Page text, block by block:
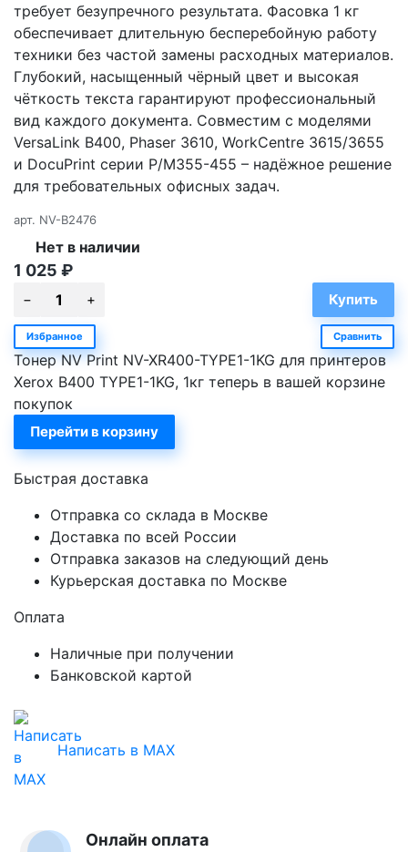
требует безупречного результата. Фасовка 1 кг
обеспечивает длительную бесперебойную работу
техники без частой замены расходных материалов.
Глубокий, насыщенный чёрный цвет и высокая
чёткость текста гарантируют профессиональный
вид каждого документа. Совместим с моделями
VersaLink B400, Phaser 3610, WorkCentre 3615/3655
и DocuPrint серии P/M355-455 – надёжное решение
для требовательных офисных задач.
арт. NV-B2476
Нет в наличии
1 025 ₽
Избранное Сравнить
Тонер NV Print NV-XR400-TYPE1-1KG для принтеров
Xerox B400 TYPE1-1KG, 1кг теперь в вашей корзине
покупок
Перейти в корзину
Быстрая доставка
Отправка со склада в Москве
Доставка по всей России
Отправка заказов на следующий день
Курьерская доставка по Москве
Оплата
Наличные при получении
Банковской картой
Написать в MAX
Онлайн оплата